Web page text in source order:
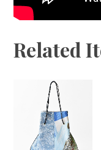
Related